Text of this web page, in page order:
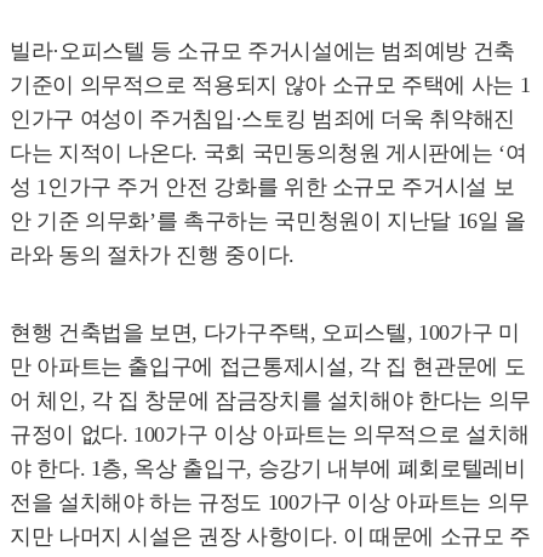
빌라·오피스텔 등 소규모 주거시설에는 범죄예방 건축
기준이 의무적으로 적용되지 않아 소규모 주택에 사는 1
인가구 여성이 주거침입·스토킹 범죄에 더욱 취약해진
다는 지적이 나온다. 국회 국민동의청원 게시판에는 ‘여
성 1인가구 주거 안전 강화를 위한 소규모 주거시설 보
안 기준 의무화’를 촉구하는 국민청원이 지난달 16일 올
라와 동의 절차가 진행 중이다.
현행 건축법을 보면, 다가구주택, 오피스텔, 100가구 미
만 아파트는 출입구에 접근통제시설, 각 집 현관문에 도
어 체인, 각 집 창문에 잠금장치를 설치해야 한다는 의무
규정이 없다. 100가구 이상 아파트는 의무적으로 설치해
야 한다. 1층, 옥상 출입구, 승강기 내부에 폐회로텔레비
전을 설치해야 하는 규정도 100가구 이상 아파트는 의무
지만 나머지 시설은 권장 사항이다. 이 때문에 소규모 주